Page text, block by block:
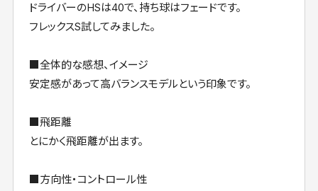
ドライバーのHSは40で、持ち球はフェードです。
フレックスS試してみました。
■全体的な感想、イメージ
安定感があって高バランスモデルという印象です。
■飛距離
とにかく飛距離が出ます。
■方向性・コントロール性